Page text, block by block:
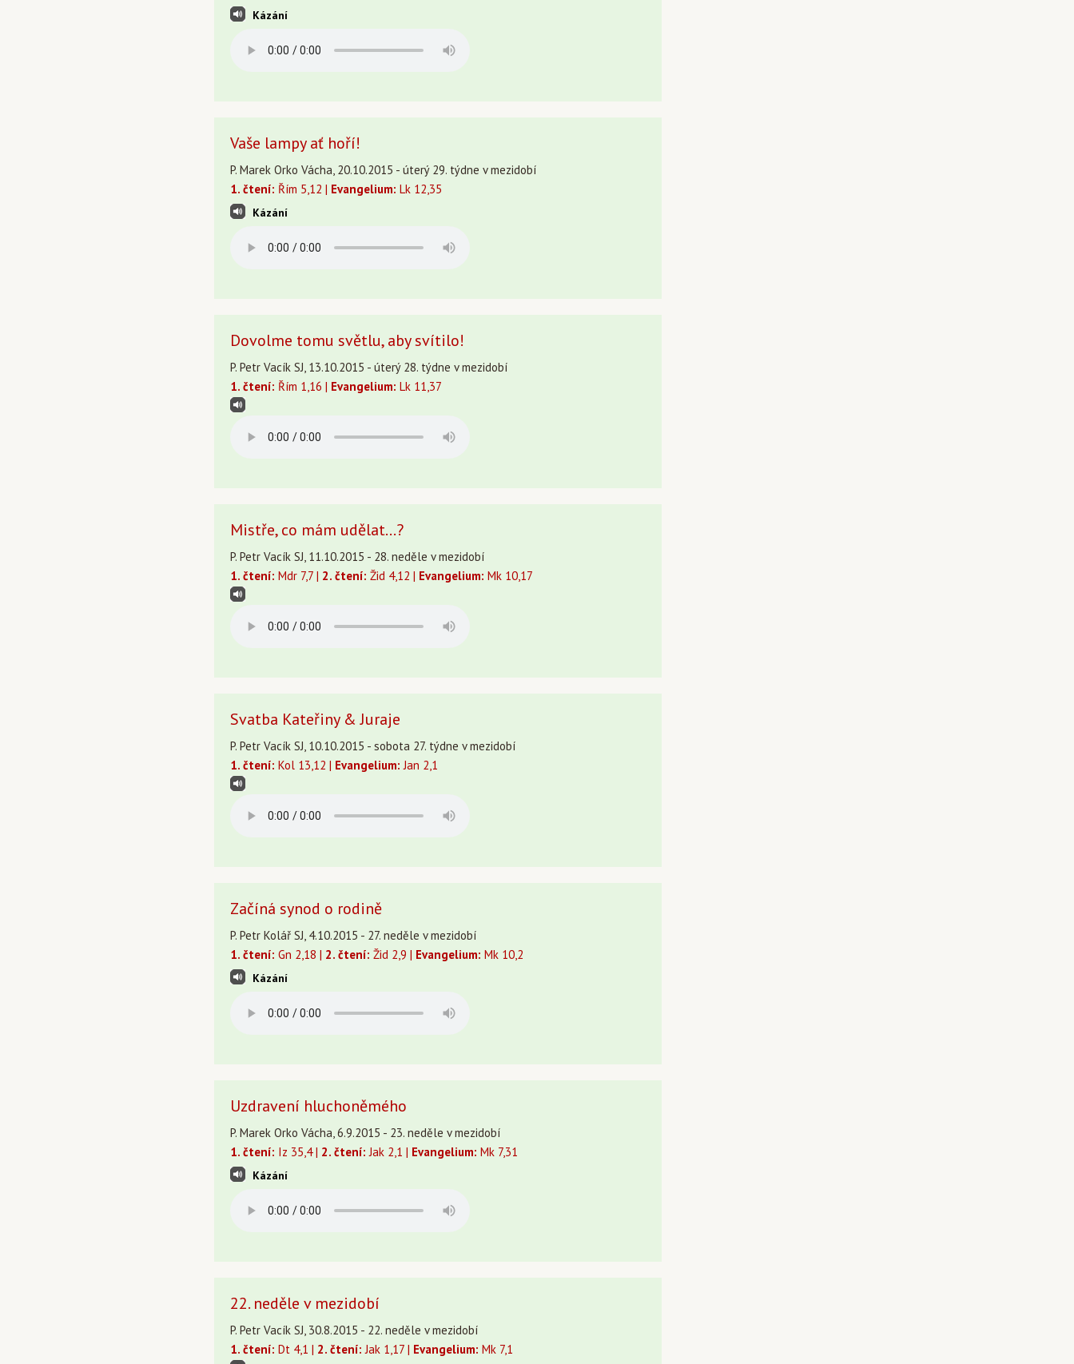
Kázání
Vaše lampy ať hoří!
P. Marek Orko Vácha, 20.10.2015 - úterý 29. týdne v mezidobí
1. čtení: Řím 5,12 | Evangelium: Lk 12,35
Kázání
Dovolme tomu světlu, aby svítilo!
P. Petr Vacík SJ, 13.10.2015 - úterý 28. týdne v mezidobí
1. čtení: Řím 1,16 | Evangelium: Lk 11,37
Mistře, co mám udělat...?
P. Petr Vacík SJ, 11.10.2015 - 28. neděle v mezidobí
1. čtení: Mdr 7,7 | 2. čtení: Žid 4,12 | Evangelium: Mk 10,17
Svatba Kateřiny & Juraje
P. Petr Vacík SJ, 10.10.2015 - sobota 27. týdne v mezidobí
1. čtení: Kol 13,12 | Evangelium: Jan 2,1
Začíná synod o rodině
P. Petr Kolář SJ, 4.10.2015 - 27. neděle v mezidobí
1. čtení: Gn 2,18 | 2. čtení: Žid 2,9 | Evangelium: Mk 10,2
Kázání
Uzdravení hluchoněmého
P. Marek Orko Vácha, 6.9.2015 - 23. neděle v mezidobí
1. čtení: Iz 35,4 | 2. čtení: Jak 2,1 | Evangelium: Mk 7,31
Kázání
22. neděle v mezidobí
P. Petr Vacík SJ, 30.8.2015 - 22. neděle v mezidobí
1. čtení: Dt 4,1 | 2. čtení: Jak 1,17 | Evangelium: Mk 7,1